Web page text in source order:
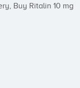
Buy Ritalin 10 mg